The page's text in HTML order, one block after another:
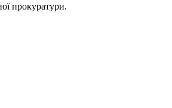
прокуратури.